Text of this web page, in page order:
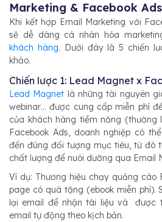
Marketing & Facebook
Khi kết hợp Email Marketing với
sẽ dễ dàng cá nhân hóa
khách hàng. Dưới đây là 5 chiến
khảo.
Chiến lược 1: Lead Magnet x
Lead Magnet là những tài nguyên
webinar… được cung cấp miễn phí
của khách hàng tiềm năng (thường
Facebook Ads, doanh nghiệp có
đến đúng đối tượng mục tiêu, từ đó
chất lượng để nuôi dưỡng qua Email
Ví dụ: Thương hiệu chạy quảng cáo
page có quà tặng (ebook miễn phí).
lại email để nhận tài liệu và được
email tự động theo kịch bản.